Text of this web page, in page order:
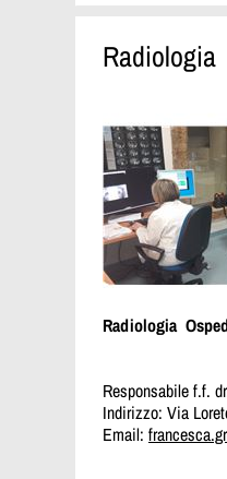
Radiologia
Radiologia
Responsabile f.f.
Indirizzo: Via
Email: